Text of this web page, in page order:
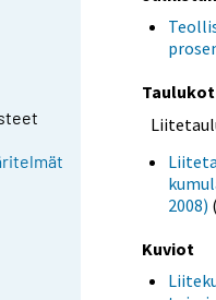
Taulukot
2008)
Kuviot